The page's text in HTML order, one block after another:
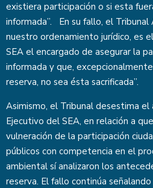
existiera participación o si esta
informada”. En su fallo, el Tribunal
nuestro ordenamiento jurídico, es
SEA el encargado de asegurar la
informada y que,
reserva, no sea ésta sacrificada”.
Asimismo, el Tribunal desestima
Ejecutivo del SEA, en relación a
vulneración de la participación
públicos con competencia en el
ambiental sí analizaron los
reserva. El fallo continúa